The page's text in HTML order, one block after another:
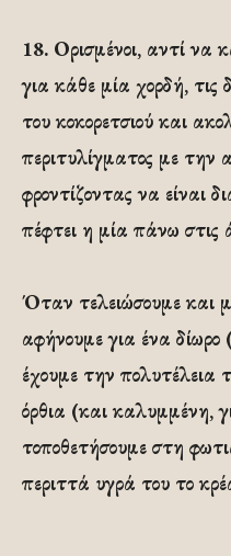
18. Ορισμένοι, αντί να
για κάθε μία χορδή, τις
του κοκορετσιού και
περιτυλίγματος με την
φροντίζοντας να είναι
πέφτει η μία πάνω στις
Όταν τελειώσουμε και
αφήνουμε για ένα
έχουμε την πολυτέλεια
όρθια (και καλυμμένη,
τοποθετήσουμε στη
περιττά υγρά του το